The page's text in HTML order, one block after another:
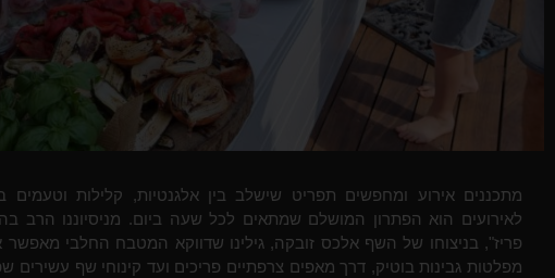
מתכננים אירוע ומחפשים תפריט שישלב בין אלגנטיות, קלילות וטעמים
לאירועים הוא הפתרון המושלם שמתאים לכל שעה ביום. מניסיוננו הרב
פריז", בניצוחו של השף אלכס זובקה, גילינו שדווקא המטבח החלבי מאפשר
מפלטות גבינות בוטיק, דרך מאפים צרפתיים פריכים ועד קינוחי שף